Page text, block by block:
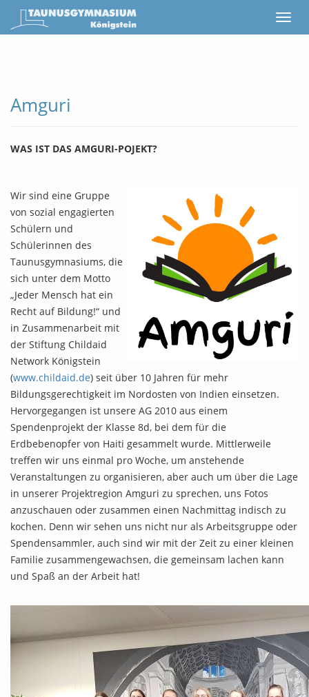
Amguri
WAS IST DAS AMGURI-POJEKT?
Wir sind eine Gruppe
von sozial engagierten
Schülern und
Schülerinnen des
Taunusgymnasiums, die
sich unter dem Motto
„Jeder Mensch hat ein
Recht auf Bildung!“ und
in Zusammenarbeit mit
der Stiftung Childaid
Network Königstein
(www.childaid.de) seit über 10 Jahren für mehr
Bildungsgerechtigkeit im Nordosten von Indien einsetzen.
Hervorgegangen ist unsere AG 2010 aus einem
Spendenprojekt der Klasse 8d, bei dem für die
Erdbebenopfer von Haiti gesammelt wurde. Mittlerweile
treffen wir uns einmal pro Woche, um anstehende
Veranstaltungen zu organisieren, aber auch um über die Lage
in unserer Projektregion Amguri zu sprechen, uns Fotos
anzuschauen oder zusammen einen Nachmittag indisch zu
kochen. Denn wir sehen uns nicht nur als Arbeitsgruppe oder
Spendensammler, auch sind wir mit der Zeit zu einer kleinen
Familie zusammengewachsen, die gemeinsam lachen kann
und Spaß an der Arbeit hat!